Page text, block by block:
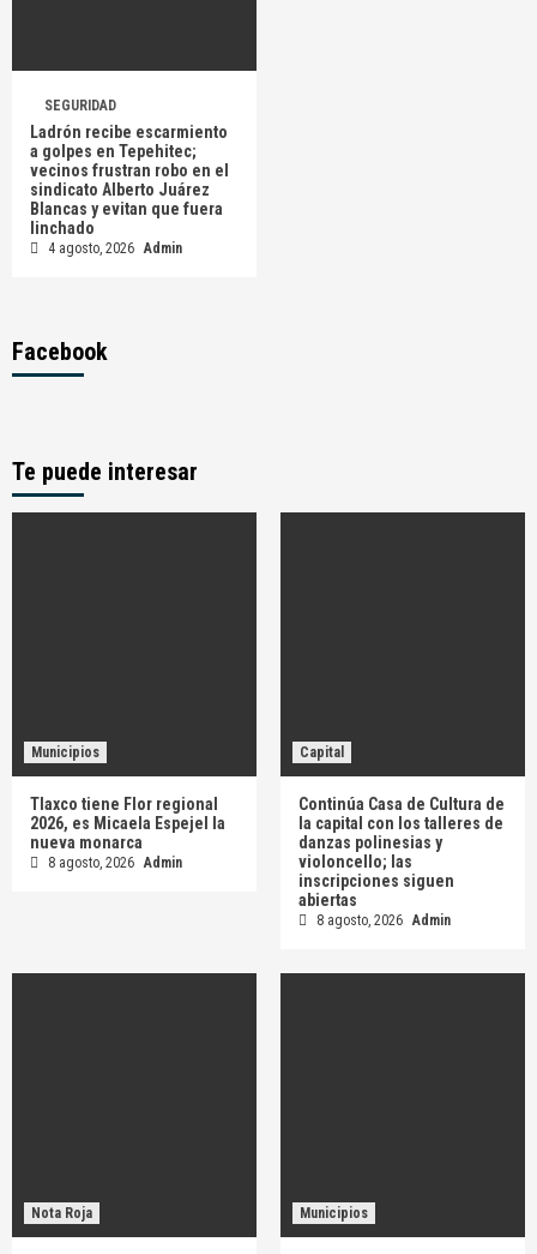
SEGURIDAD
Ladrón recibe escarmiento
a golpes en Tepehitec;
vecinos frustran robo en el
sindicato Alberto Juárez
Blancas y evitan que fuera
linchado
4 agosto, 2026 Admin
Facebook
Te puede interesar
Municipios
Tlaxco tiene Flor regional
2026, es Micaela Espejel la
nueva monarca
8 agosto, 2026 Admin
Capital
Continúa Casa de Cultura de
la capital con los talleres de
danzas polinesias y
violoncello; las
inscripciones siguen
abiertas
8 agosto, 2026 Admin
Nota Roja Municipios